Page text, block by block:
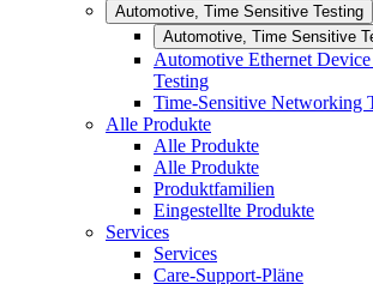
Automotive, Time Sensitive Testing
Automotive, Time Sensitive
Automotive Ethernet
Testing
Time-Sensitive Networking
Alle Produkte
Alle Produkte
Alle Produkte
Produktfamilien
Eingestellte Produkte
Services
Services
Care-Support-Pläne